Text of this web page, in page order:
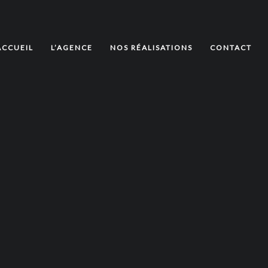
L’AGENCE NOS RÉALISATIONS CONTACT